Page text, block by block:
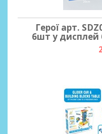
Герої арт.
6шт у дисплей